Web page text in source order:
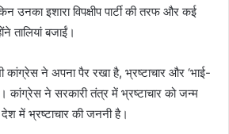
उनका इशारा विपक्षीप पार्टी की तरफ और कई
तालियां बजाईं।
कांग्रेस ने अपना पैर रखा है, भ्रष्टाचार और ‘भाई-
है। कांग्रेस ने सरकारी तंत्र में भ्रष्टाचार को जन्म
देश में भ्रष्टाचार की जननी है।